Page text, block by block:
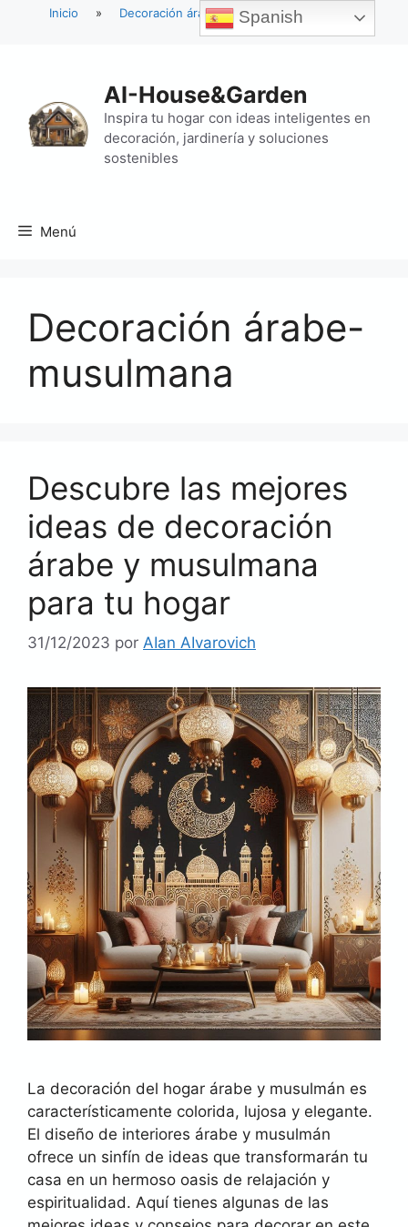
Inicio » Decoración árabe-musulmana
contenido
AI-House&Garden
Inspira tu hogar con ideas inteligentes en
decoración, jardinería y soluciones
sostenibles
Menú
Decoración árabe-
musulmana
Descubre las mejores
ideas de decoración
árabe y musulmana
para tu hogar
31/12/2023 por AIan AIvarovich
La decoración del hogar árabe y musulmán es
característicamente colorida, lujosa y elegante.
El diseño de interiores árabe y musulmán
ofrece un sinfín de ideas que transformarán tu
casa en un hermoso oasis de relajación y
espiritualidad. Aquí tienes algunas de las
Spanish